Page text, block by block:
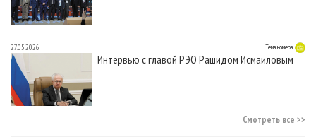
27.05.2026 Тема номера
Интервью с главой РЭО Рашидом Исмаиловым
Смотреть все